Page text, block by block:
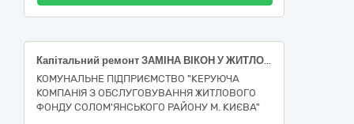
Капітальний ремонт ЗАМІНА ВІКОН У ЖИТЛОВОМУ БУДИНКУ ПО вул. Радченка 12 ПОШКОДЖЕНОМУ ВНАСЛІДОК ВІЙСЬКОВИХ ДІЙ (підготовка об’єктів до опалювального сезону та заходи з енергозбереження) (ДК 021:2015 за кодом Єдиного закупівельного словника (СPV) - 45450000-6 - Інші завершальні будівельні роботи)
КОМУНАЛЬНЕ ПІДПРИЄМСТВО "КЕРУЮЧА
КОМПАНІЯ З ОБСЛУГОВУВАННЯ ЖИТЛОВОГО
ФОНДУ СОЛОМ'ЯНСЬКОГО РАЙОНУ М. КИЄВА"